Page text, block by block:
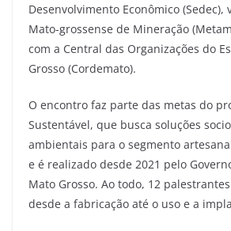
Desenvolvimento Econômico (Sedec),
Mato-grossense de Mineração
com a Central das Organizações do
Grosso (Cordemato).
O encontro faz parte das metas do
Sustentável, que busca soluções
ambientais para o segmento
e é realizado desde 2021 pelo
Mato Grosso. Ao todo, 12
desde a fabricação até o uso e a